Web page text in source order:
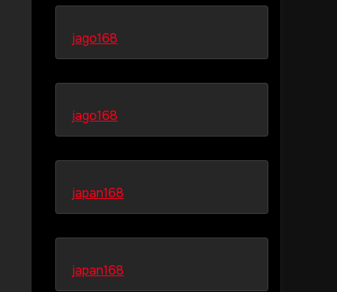
jago168
jago168
japan168
japan168